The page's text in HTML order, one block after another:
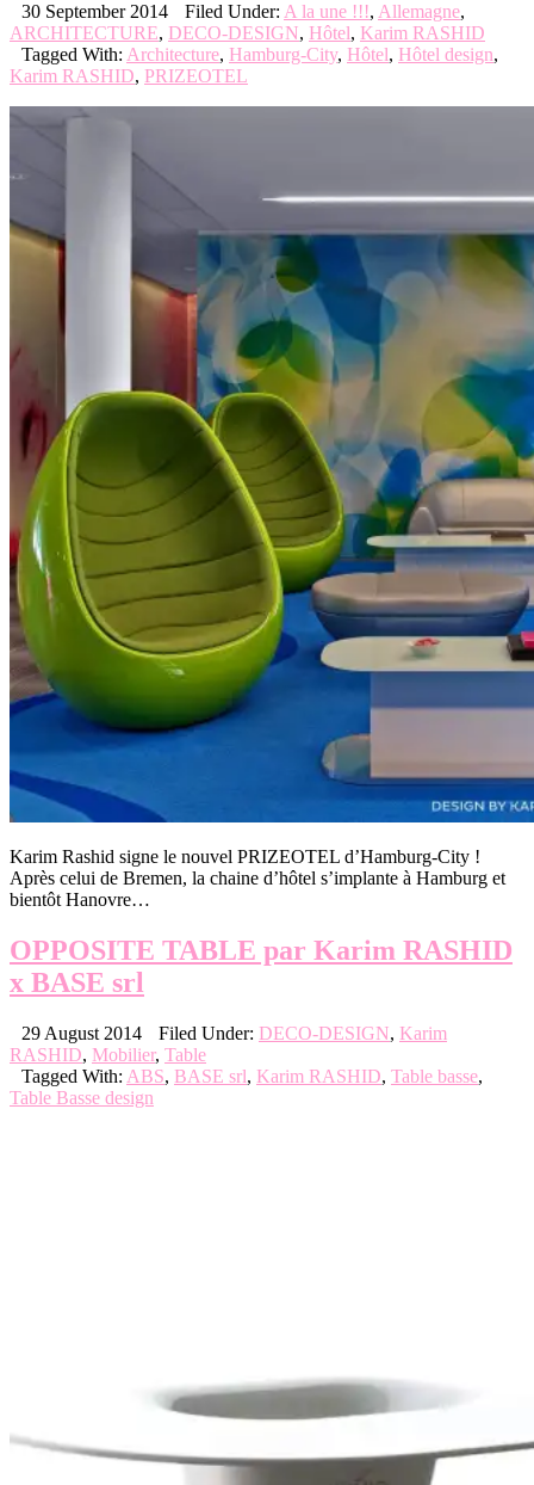
30 September 2014 Filed Under: A la une !!!, Allemagne,
ARCHITECTURE, DECO-DESIGN, Hôtel, Karim RASHID
Tagged With: Architecture, Hamburg-City, Hôtel, Hôtel design,
Karim RASHID, PRIZEOTEL
Karim Rashid signe le nouvel PRIZEOTEL d’Hamburg-City !
Après celui de Bremen, la chaine d’hôtel s’implante à Hamburg et
bientôt Hanovre…
OPPOSITE TABLE par Karim RASHID
x BASE srl
29 August 2014 Filed Under: DECO-DESIGN, Karim
RASHID, Mobilier, Table
Tagged With: ABS, BASE srl, Karim RASHID, Table basse,
Table Basse design